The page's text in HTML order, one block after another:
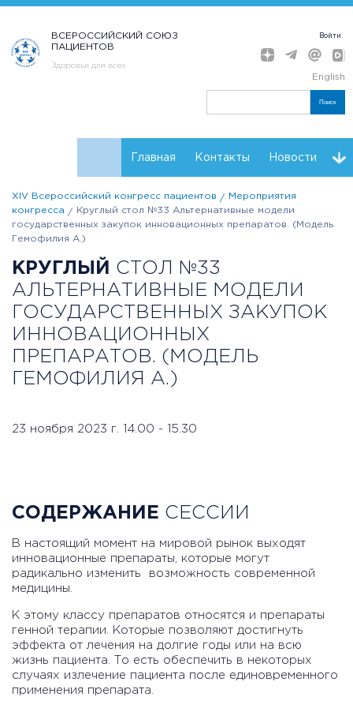
ВСЕРОССИЙСКИЙ СОЮЗ
ПАЦИЕНТОВ
Здоровье для всех
Войти
English
Поиск
Главная Контакты Новости
Расписание Мнения Партнеры Конгресса
XIV Всероссийский конгресс пациентов
Мероприятия
конгресса
Круглый стол №33 Альтернативные модели
государственных закупок инновационных препаратов. (Модель
Гемофилия А.)
КРУГЛЫЙ
СТОЛ №33
АЛЬТЕРНАТИВНЫЕ МОДЕЛИ
ГОСУДАРСТВЕННЫХ ЗАКУПОК
ИННОВАЦИОННЫХ
ПРЕПАРАТОВ. (МОДЕЛЬ
ГЕМОФИЛИЯ А.)
23 ноября 2023 г. 14.00 - 15.30
СОДЕРЖАНИЕ СЕССИИ
В настоящий момент на мировой рынок выходят
инновационные препараты, которые могут
радикально изменить возможность современной
медицины.
К этому классу препаратов относятся и препараты
генной терапии. Которые позволяют достигнуть
эффекта от лечения на долгие годы или на всю
жизнь пациента. То есть обеспечить в некоторых
случаях излечение пациента после единовременного
применения препарата.